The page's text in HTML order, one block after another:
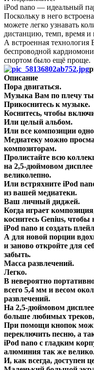
iPod nano — идеальный
Поскольку в него
можете легко узнавать
дистанцию, темп, время и
А встроенная технология
беспроводной
спортом было ещё проще.
Описание
Пора двигаться.
Музыка Вам по плечу
Прикоснитесь к музыке.
Коснитесь, чтобы
Или целый альбом.
Или все композиции
Медиатеку можно
композиторам.
Пролистайте всю
на 2,5-дюймовом
великолепно.
Или встряхните iPod
из вашей медиатеки.
Ваш личный диджей.
Когда играет
коснитесь Genius,
iPod nano и создать
А для новой порции
и заново откройте для
забыть.
Масса развлечений.
Легко.
В невероятно
всего 5,4 мм и весом
развлечений.
На 2,5‑дюймовом
больше любимых
При помощи кнопок
переключить песню, а
iPod nano с гладким
алюминия так же
И, как всегда, доступен